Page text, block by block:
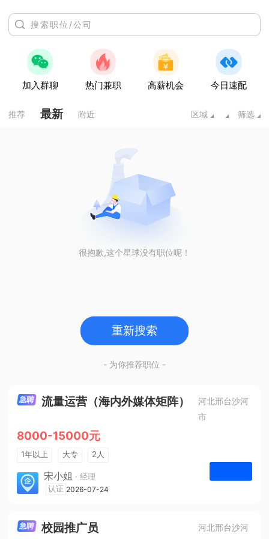
加入群聊 热门兼职 高薪机会 今日速配
推荐 最新 附近 区域 筛选
很抱歉,这个星球没有职位呢！
重新搜索
- 为你推荐职位 -
流量运营（海内外媒体矩阵）
河北邢台沙河
市
8000-15000元
1年以上 大专
2人
法定节假日
宋小姐 · 经理
河北众杰网络科技有限公司
认证 2026-07-24
校园推广员
河北邢台沙河